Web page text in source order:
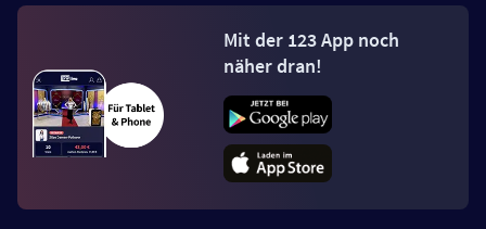
Mit der 123 App noch
näher dran!